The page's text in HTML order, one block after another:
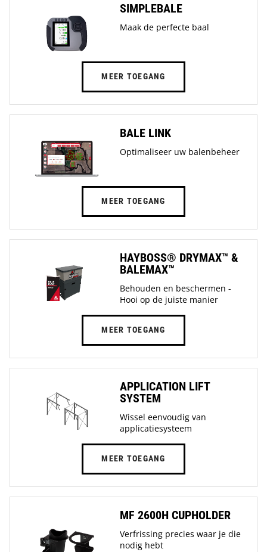
SIMPLEBALE
Maak de perfecte baal
MEER TOEGANG
BALE LINK
Optimaliseer uw balenbeheer
MEER TOEGANG
HAYBOSS® DRYMAX™ &
BALEMAX™
Behouden en beschermen -
Hooi op de juiste manier
MEER TOEGANG
APPLICATION LIFT
SYSTEM
Wissel eenvoudig van
applicatiesysteem
MEER TOEGANG
MF 2600H CUPHOLDER
Verfrissing precies waar je die
nodig hebt